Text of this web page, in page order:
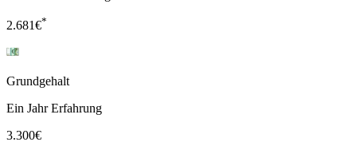
2.681€*
Grundgehalt
Ein Jahr Erfahrung
3.300€